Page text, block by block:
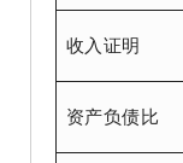
收入证明
资产负债比